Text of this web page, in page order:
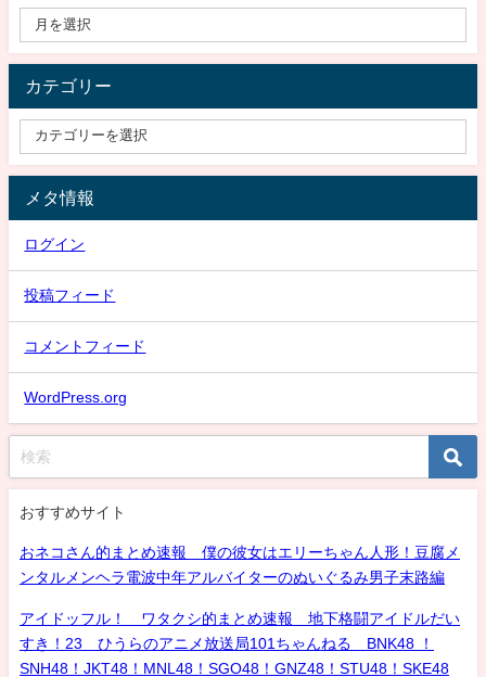
カテゴリー
メタ情報
ログイン
投稿フィード
コメントフィード
WordPress.org
おすすめサイト
おネコさん的まとめ速報 僕の彼女はエリーちゃん人形！豆腐メ
ンタルメンヘラ電波中年アルバイターのぬいぐるみ男子末路編
アイドッフル！ ワタクシ的まとめ速報 地下格闘アイドルだい
すき！23 ひうらのアニメ放送局101ちゃんねる BNK48 ！
SNH48！JKT48！MNL48！SGO48！GNZ48！STU48！SKE48